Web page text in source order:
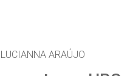
ARAÚJO